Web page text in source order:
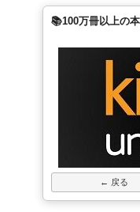
📚100万冊以上の
← 戻る